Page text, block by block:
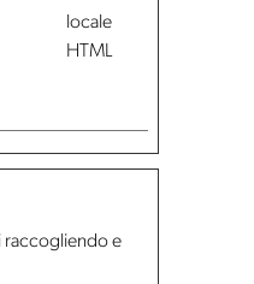
locale
HTML
raccogliendo e